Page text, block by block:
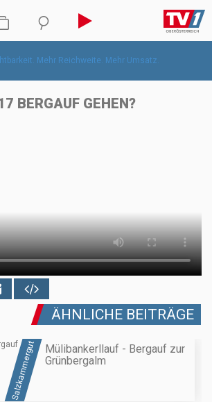
BERGAUF GEHEN?
ÄHNLICHE BEITRÄGE
Salzkammergut
Mülibankerllauf - Bergauf zur
Grünbergalm